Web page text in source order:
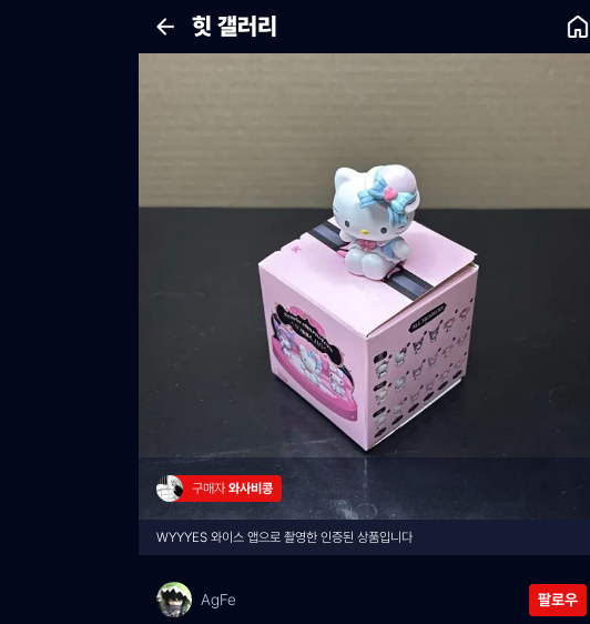
힛 갤러리
구매자 와사비콩
WYYYES 와이스 앱으로 촬영한 인증된 상품입니다
AgFe 팔로우